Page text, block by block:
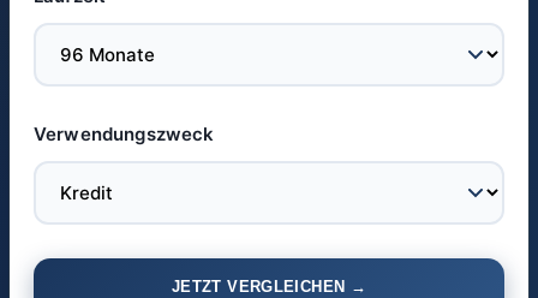
Verwendungszweck
JETZT VERGLEICHEN →